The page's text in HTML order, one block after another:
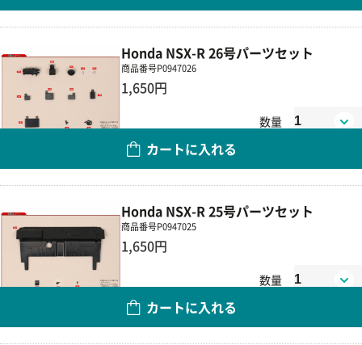
Honda NSX-R 26号パーツセット
商品番号P0947026
1,650円
数量
カートに入れる
Honda NSX-R 25号パーツセット
商品番号P0947025
1,650円
数量
カートに入れる